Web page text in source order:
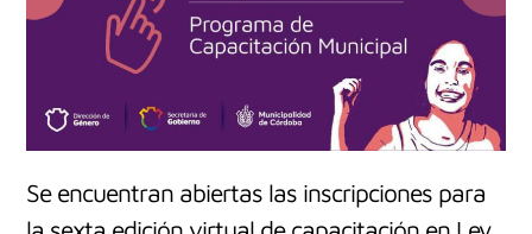
Se encuentran abiertas las inscripciones para